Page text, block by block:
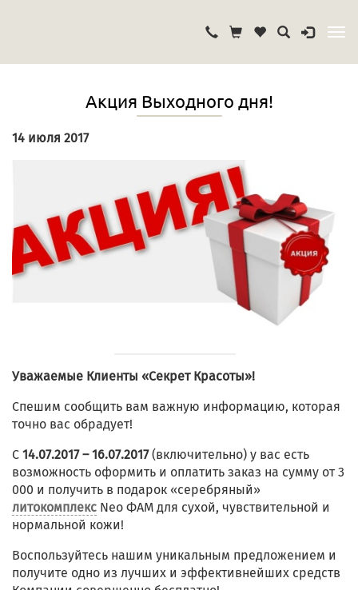
Акция Выходного дня!
14 июля 2017
Уважаемые Клиенты «Секрет Красоты»!
Спешим сообщить вам важную информацию, которая
точно вас обрадует!
С 14.07.2017 – 16.07.2017(включительно) у вас есть
возможность оформить и оплатить заказ на сумму от 3
000 и получить в подарок «серебряный»
литокомплекс Neo ФАМ для сухой, чувствительной и
нормальной кожи!
Воспользуйтесь нашим уникальным предложением и
получите одно из лучших и эффективнейших средств